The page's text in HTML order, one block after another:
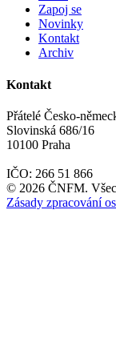
Zapoj se
Novinky
Kontakt
Archiv
Kontakt
Přátelé Česko-
Slovinská 686/16
10100 Praha
IČO: 266 51 866
© 2026 ČNFM.
Zásady zpracování